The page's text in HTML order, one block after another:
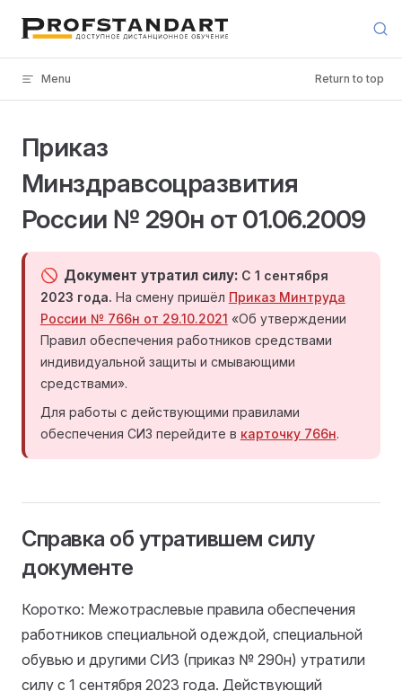
Skip to content
Menu Return to top
Приказ
Минздравсоцразвития
России № 290н от 01.06.2009
Документ утратил силу С 1 сентября
2023 года. На смену пришёл Приказ Минтруда
России № 766н от 29.10.2021 «Об утверждении
Правил обеспечения работников средствами
индивидуальной защиты и смывающими
средствами».
Для работы с действующими правилами
обеспечения СИЗ перейдите в карточку 766н.
Справка об утратившем силу
документе
Коротко: Межотраслевые правила обеспечения
работников специальной одеждой, специальной
обувью и другими СИЗ (приказ № 290н) утратили
силу с 1 сентября 2023 года. Действующий